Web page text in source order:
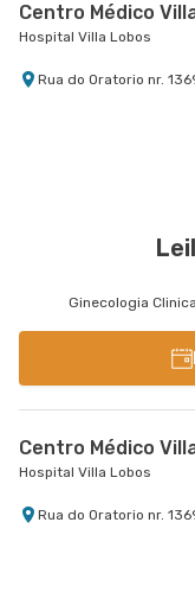
Centro Médico
Hospital Villa Lobos
Rua do Oratorio nr.
Hospital Central do
Avenida Alvaro
Ginecologia
Centro Médico
Hospital Villa Lobos
Rua do Oratorio nr.